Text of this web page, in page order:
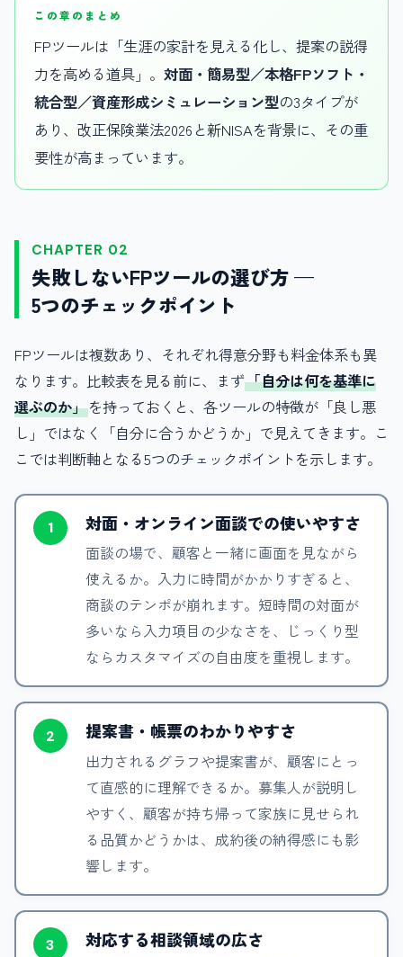
この章のまとめ
FPツールは「生涯の家計を見える化し、提案の説得
力を高める道具」。 対面・簡易型／本格FPソフト・
統合型／資産形成シミュレーション型の3タイプが
あり、改正保険業法2026と新NISAを背景に、その重
要性が高まっています。
CHAPTER 02
失敗しないFPツールの選び方 —
5つのチェックポイント
FPツールは複数あり、それぞれ得意分野も料金体系も異
なります。比較表を見る前に、まず「自分は何を基準に
選ぶのか」を持っておくと、各ツールの特徴が「良し悪
し」ではなく「自分に合うかどうか」で見えてきます。こ
こでは判断軸となる5つのチェックポイントを示します。
1 対面・オンライン面談での使いやすさ
面談の場で、顧客と一緒に画面を見ながら
使えるか。入力に時間がかかりすぎると、
商談のテンポが崩れます。短時間の対面が
多いなら入力項目の少なさを、じっくり型
ならカスタマイズの自由度を重視します。
2 提案書・帳票のわかりやすさ
出力されるグラフや提案書が、顧客にとっ
て直感的に理解できるか。募集人が説明し
やすく、顧客が持ち帰って家族に見せられ
る品質かどうかは、成約後の納得感にも影
響します。
3 対応する相談領域の広さ